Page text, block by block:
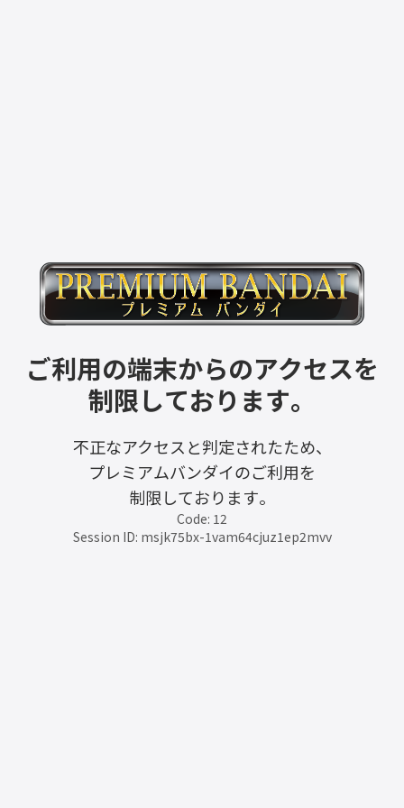
ご利用の端末からのアクセスを
制限しております。
不正なアクセスと判定されたため、
プレミアムバンダイのご利用を
制限しております。
Code: 12
Session ID: msjk75bx-1vam64cjuz1ep2mvv